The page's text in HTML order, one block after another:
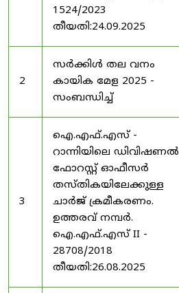
1524/2023
തീയതി:24.09.2025
2
സർക്കിൾ തല വനം
കായിക മേള 2025 -
സംബന്ധിച്ച്
3
ഐ.എഫ്.എസ് -
റാന്നിയിലെ ഡിവിഷണൽ
ഫോറസ്റ്റ് ഓഫീസർ
തസ്തികയിലേക്കുള്ള
ചാർജ് ക്രമീകരണം.
ഉത്തരവ് നമ്പർ.
ഐ.എഫ്.എസ് II -
28708/2018
തീയതി:26.08.2025